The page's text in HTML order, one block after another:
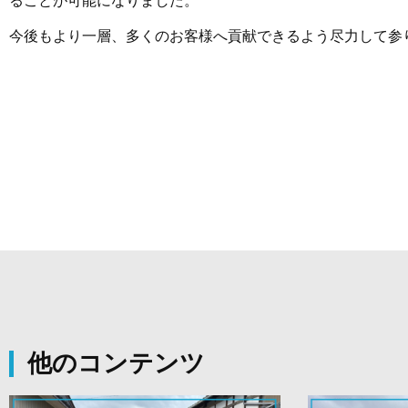
今後もより一層、多くのお客様へ貢献できるよう尽力して参
他のコンテンツ